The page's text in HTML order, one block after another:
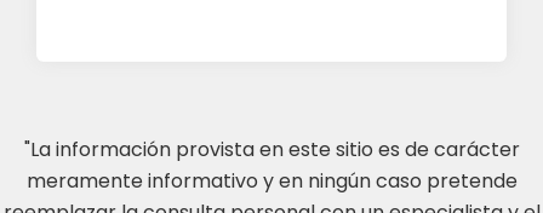
"La información provista en este sitio es de carácter
meramente informativo y en ningún caso pretende